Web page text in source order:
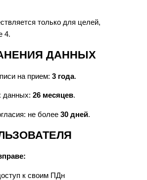
только для целей,
4.
ДАННЫХ
на прием: 3 года.
данных: 26 месяцев.
не более 30 дней.
к своим ПДн